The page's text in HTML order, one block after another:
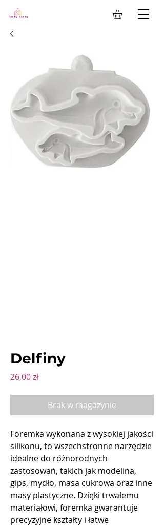
Delfiny
26,00 złCena
Brak w magazynie
Foremka wykonana z wysokiej jakości
silikonu, to wszechstronne narzędzie
idealne do różnorodnych
zastosowań, takich jak modelina,
gips, mydło, masa cukrowa oraz inne
masy plastyczne. Dzięki trwałemu
materiałowi, foremka gwarantuje
precyzyjne kształty i łatwe